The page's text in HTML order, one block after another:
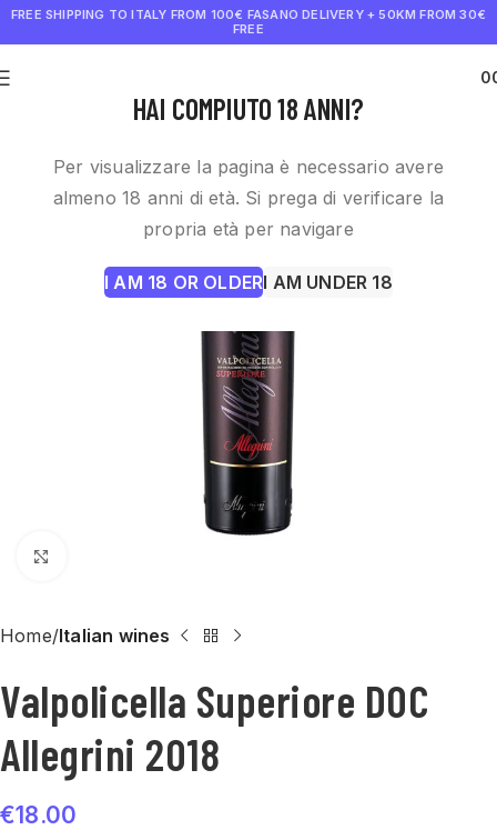
HAI COMPIUTO 18 ANNI?
Per visualizzare la pagina è necessario avere
almeno 18 anni di età. Si prega di verificare la
propria età per navigare
I AM 18 OR OLDERI AM UNDER 18
FREE SHIPPING TO ITALY FROM 100€ FASANO DELIVERY + 50KM FROM 30€
FREE
Home Italian wines
Valpolicella Superiore DOC
Allegrini 2018
€18.00